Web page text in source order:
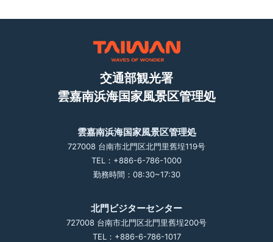
交通部観光署
雲嘉南浜海国家風景区管理処
雲嘉南浜海国家風景区管理処
727008 台南市北門区北門里舊埕119号
TEL：+886-6-786-1000
勤務時間：08:30~17:30
北門ビジターセンター
727008 台南市北門区北門里舊埕200号
TEL：+886-6-786-1017